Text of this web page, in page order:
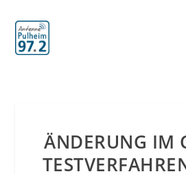
ÄNDERUNG IM